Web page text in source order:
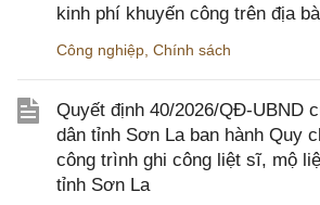
kinh phí khuyến công trên địa
Công nghiệp Chính sách
Quyết định 40/2026/QĐ-UBND
dân tỉnh Sơn La ban hành Quy
công trình ghi công liệt sĩ, mộ
tỉnh Sơn La